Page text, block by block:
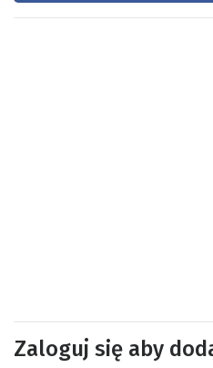
Zaloguj się aby